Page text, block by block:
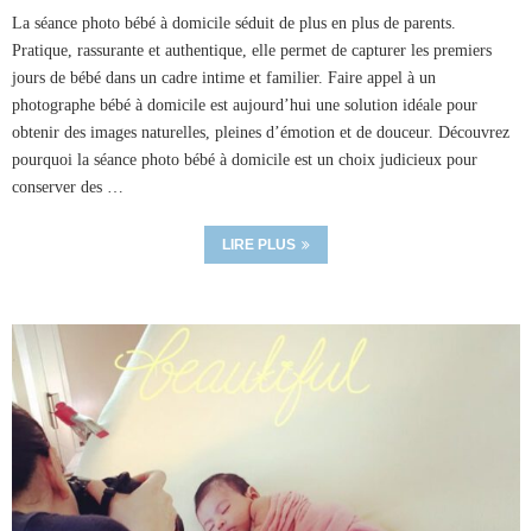
La séance photo bébé à domicile séduit de plus en plus de parents.
Pratique, rassurante et authentique, elle permet de capturer les premiers
jours de bébé dans un cadre intime et familier. Faire appel à un
photographe bébé à domicile est aujourd’hui une solution idéale pour
obtenir des images naturelles, pleines d’émotion et de douceur. Découvrez
pourquoi la séance photo bébé à domicile est un choix judicieux pour
conserver des …
LIRE PLUS